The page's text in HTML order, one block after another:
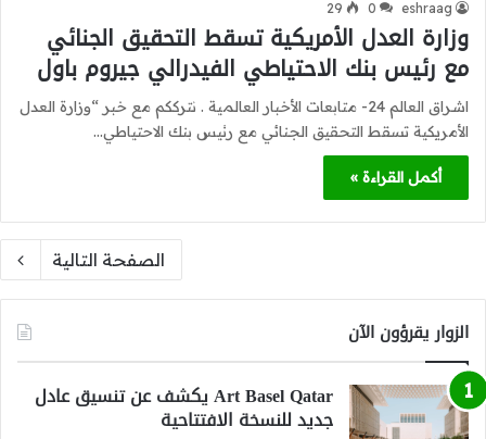
eshraag
0
29
وزارة العدل الأمريكية تسقط التحقيق الجنائي
مع رئيس بنك الاحتياطي الفيدرالي جيروم باول
اشراق العالم 24- متابعات الأخبار العالمية . نترككم مع خبر “وزارة العدل
الأمريكية تسقط التحقيق الجنائي مع رئيس بنك الاحتياطي…
أكمل القراءة »
الصفحة التالية
الزوار يقرؤون الآن
Art Basel Qatar يكشف عن تنسيق عادل
جديد للنسخة الافتتاحية